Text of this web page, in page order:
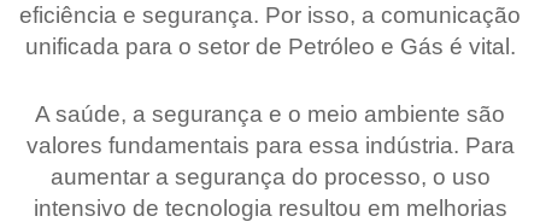
eficiência e segurança. Por isso, a comunicação
unificada para o setor de Petróleo e Gás é vital.
A saúde, a segurança e o meio ambiente são
valores fundamentais para essa indústria. Para
aumentar a segurança do processo, o uso
intensivo de tecnologia resultou em melhorias